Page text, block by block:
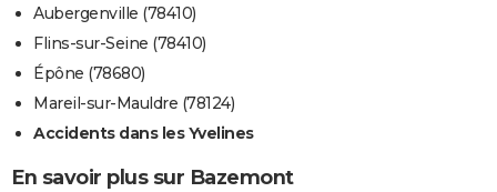
Aubergenville (78410)
Flins-sur-Seine (78410)
Épône (78680)
Mareil-sur-Mauldre (78124)
Accidents dans les Yvelines
En savoir plus sur Bazemont